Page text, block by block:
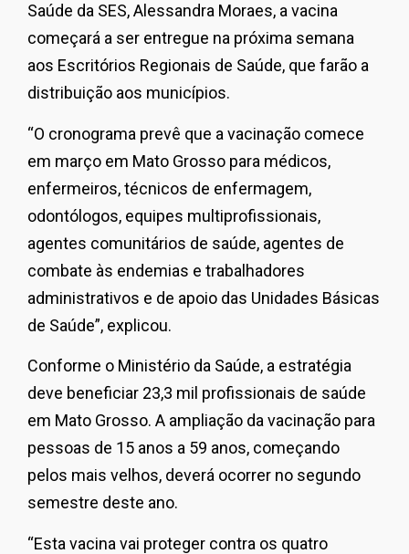
Saúde da SES, Alessandra Moraes, a vacina
começará a ser entregue na próxima semana
aos Escritórios Regionais de Saúde, que farão a
distribuição aos municípios.
“O cronograma prevê que a vacinação comece
em março em Mato Grosso para médicos,
enfermeiros, técnicos de enfermagem,
odontólogos, equipes multiprofissionais,
agentes comunitários de saúde, agentes de
combate às endemias e trabalhadores
administrativos e de apoio das Unidades Básicas
de Saúde”, explicou.
Conforme o Ministério da Saúde, a estratégia
deve beneficiar 23,3 mil profissionais de saúde
em Mato Grosso. A ampliação da vacinação para
pessoas de 15 anos a 59 anos, começando
pelos mais velhos, deverá ocorrer no segundo
semestre deste ano.
“Esta vacina vai proteger contra os quatro